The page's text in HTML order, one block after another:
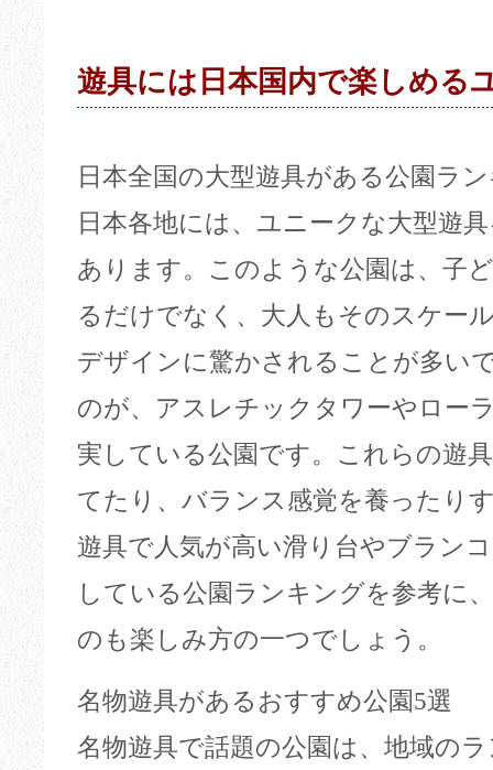
遊具には日本国内で楽しめる
日本全国の大型遊具がある公園ラ
日本各地には、ユニークな大型遊
あります。このような公園は、子
るだけでなく、大人もそのスケー
デザインに驚かされることが多い
のが、アスレチックタワーやロー
実している公園です。これらの遊
てたり、バランス感覚を養ったり
遊具で人気が高い滑り台やブラン
している公園ランキングを参考に
のも楽しみ方の一つでしょう。
名物遊具があるおすすめ公園5選
名物遊具で話題の公園は、地域の